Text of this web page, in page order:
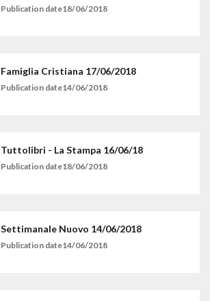
Publication date18/06/2018
Famiglia Cristiana 17/06/2018
Publication date14/06/2018
Tuttolibri - La Stampa 16/06/18
Publication date18/06/2018
Settimanale Nuovo 14/06/2018
Publication date14/06/2018